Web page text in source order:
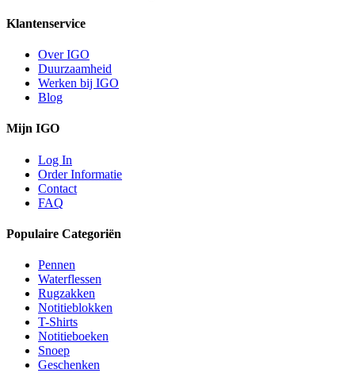
Klantenservice
Over IGO
Duurzaamheid
Werken bij IGO
Blog
Mijn IGO
Log In
Order Informatie
Contact
FAQ
Populaire Categoriën
Pennen
Waterflessen
Rugzakken
Notitieblokken
T-Shirts
Notitieboeken
Snoep
Geschenken